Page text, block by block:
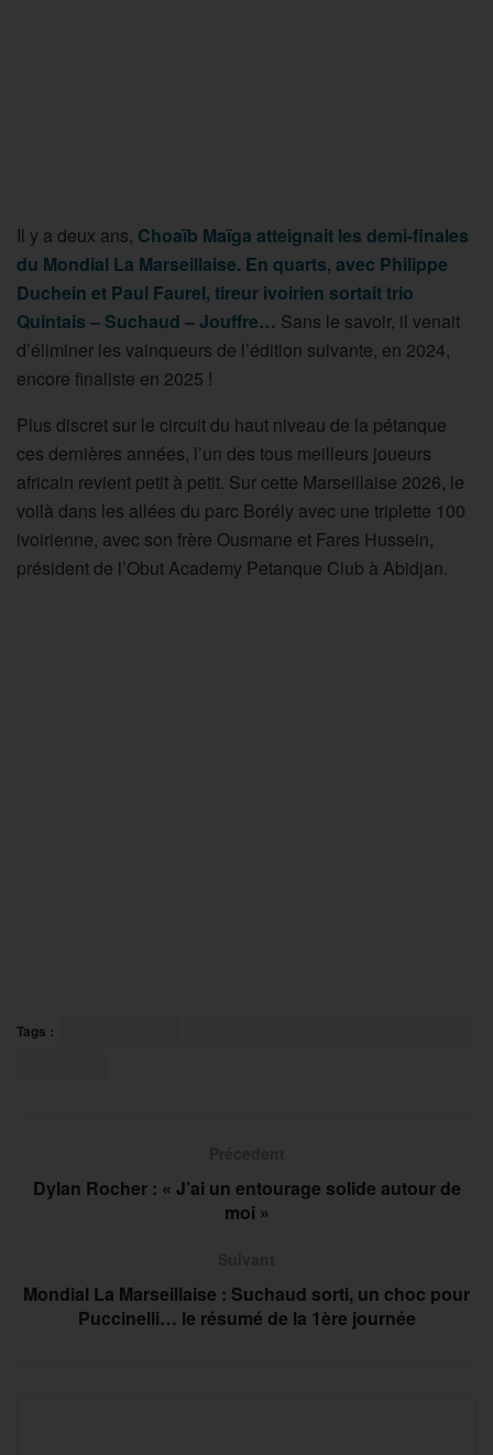
Il y a deux ans, Choaïb Maïga atteignait les demi-finales
du Mondial La Marseillaise. En quarts, avec Philippe
Duchein et Paul Faurel, tireur ivoirien sortait trio
Quintais – Suchaud – Jouffre… Sans le savoir, il venait
d’éliminer les vainqueurs de l’édition suivante, en 2024,
encore finaliste en 2025 !
Plus discret sur le circuit du haut niveau de la pétanque
ces dernières années, l’un des tous meilleurs joueurs
africain revient petit à petit. Sur cette Marseillaise 2026, le
voilà dans les allées du parc Borély avec une triplette 100
ivoirienne, avec son frère Ousmane et Fares Hussein,
président de l’Obut Academy Petanque Club à Abidjan.
Tags :
Dylan Rocher : « J’ai un entourage solide autour de
moi »
Mondial La Marseillaise : Suchaud sorti, un choc pour
Puccinelli… le résumé de la 1ère journée